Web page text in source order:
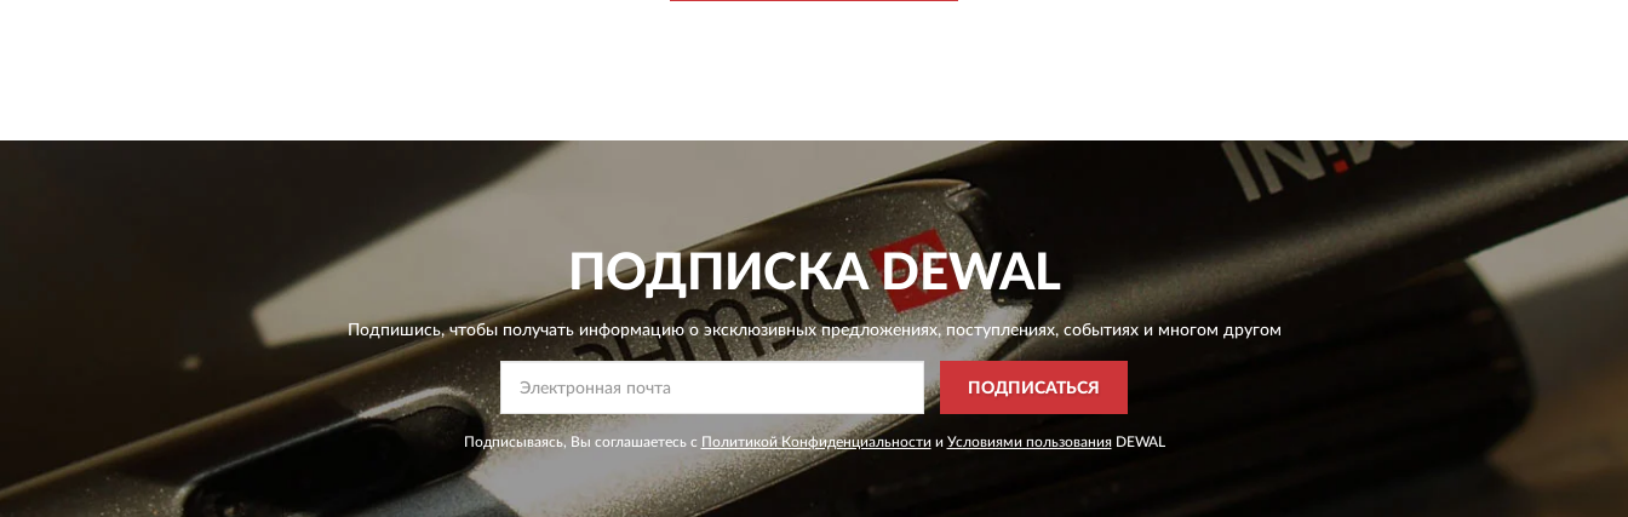
ПОДПИСКАDEWAL
Подпишись, чтобы получать информацию о эксклюзивных предложениях,поступлениях, событиях и многом другом
ПОДПИСАТЬСЯ
Подписываясь, Вы соглашаетесь с Политикой Конфиденциальности и Условиями пользованияDEWAL